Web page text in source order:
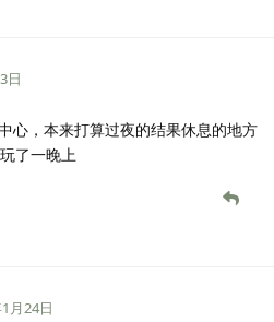
日
心，本来打算过夜的结果休息的地方
了一晚上
月24日